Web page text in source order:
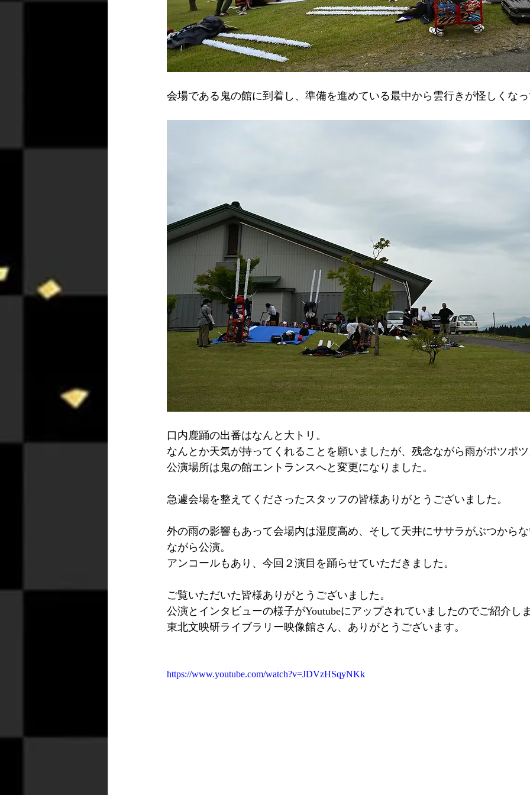
会場である鬼の館に到着し、準備を進めている最中から雲行きが怪しくな
口内鹿踊の出番はなんと大トリ。
なんとか天気が持ってくれることを願いましたが、残念ながら雨がポツポ
公演場所は鬼の館エントランスへと変更になりました。
急遽会場を整えてくださったスタッフの皆様ありがとうございました。
外の雨の影響もあって会場内は湿度高め、そして天井にササラがぶつから
ながら公演。
アンコールもあり、今回２演目を踊らせていただきました。
ご覧いただいた皆様ありがとうございました。
公演とインタビューの様子がYoutubeにアップされていましたのでご紹介し
東北文映研ライブラリー映像館さん、ありがとうございます。
https://www.youtube.com/watch?v=JDVzHSqyNKk